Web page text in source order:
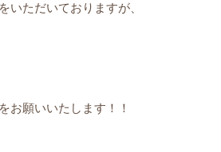
いただいておりますが、
お願いいたします！！